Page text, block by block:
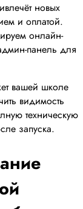
новых
и оплатой.
онлайн-
панель для
вашей школе
видимость
техническую
запуска.